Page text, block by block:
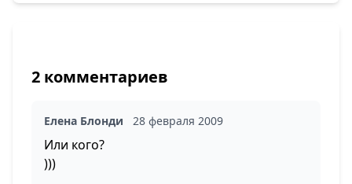
2 комментариев
Елена Блонди 28 февраля 2009
Или кого?
)))